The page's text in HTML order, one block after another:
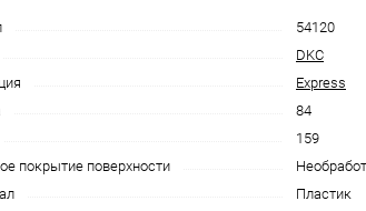
54120
DKC
Express
84
159
покрытие поверхности
Пластик